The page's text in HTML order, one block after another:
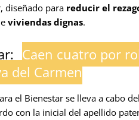
diseñado para reducir el
viviendas dignas.
Caen cuatro por
del Carmen
el Bienestar se lleva a cabo del
con la inicial del apellido